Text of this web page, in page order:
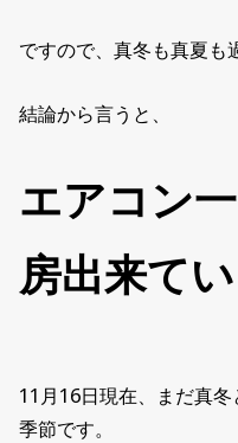
ですので、真冬も真夏も
結論から言うと、
エアコン
房出来て
11月16日現在、まだ真
季節です。